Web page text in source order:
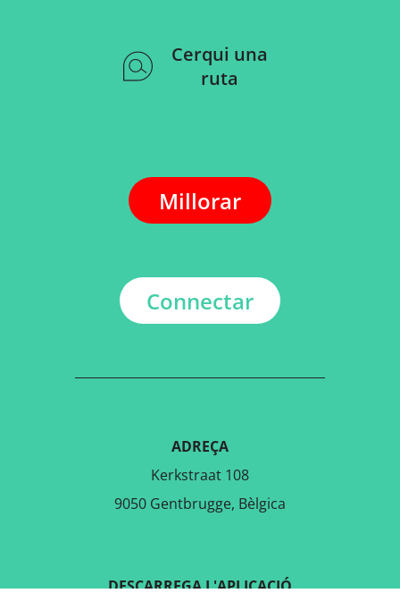
Cerqui una
ruta
Millorar
Connectar
ADREÇA
Kerkstraat 108
9050 Gentbrugge, Bèlgica
DESCARREGA L'APLICACIÓ